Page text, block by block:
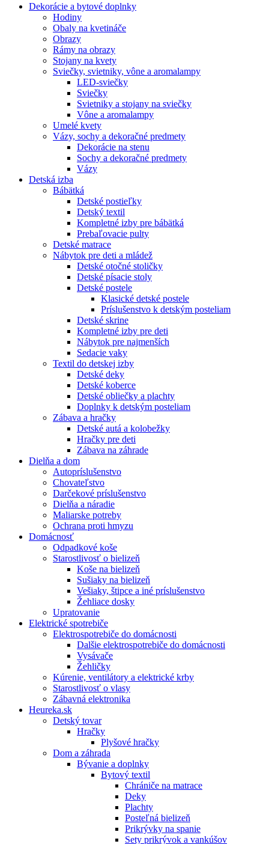
Dekorácie a bytové doplnky
Hodiny
Obaly na kvetináče
Obrazy
Rámy na obrazy
Stojany na kvety
Sviečky, svietniky, vône a aromalampy
LED-sviečky
Sviečky
Svietniky a stojany na sviečky
Vône a aromalampy
Umelé kvety
Vázy, sochy a dekoračné predmety
Dekorácie na stenu
Sochy a dekoračné predmety
Vázy
Detská izba
Bábätká
Detské postieľky
Detský textil
Kompletné izby pre bábätká
Prebaľovacie pulty
Detské matrace
Nábytok pre deti a mládež
Detské otočné stoličky
Detské písacie stoly
Detské postele
Klasické detské postele
Príslušenstvo k detským posteliam
Detské skrine
Kompletné izby pre deti
Nábytok pre najmenších
Sedacie vaky
Textil do detskej izby
Detské deky
Detské koberce
Detské obliečky a plachty
Doplnky k detským posteliam
Zábava a hračky
Detské autá a kolobežky
Hračky pre deti
Zábava na záhrade
Dielňa a dom
Autopríslušenstvo
Chovateľstvo
Darčekové príslušenstvo
Dielňa a náradie
Maliarske potreby
Ochrana proti hmyzu
Domácnosť
Odpadkové koše
Starostlivosť o bielizeň
Koše na bielizeň
Sušiaky na bielizeň
Vešiaky, štipce a iné príslušenstvo
Žehliace dosky
Upratovanie
Elektrické spotrebiče
Elektrospotrebiče do domácnosti
Dalšie elektrospotrebiče do domácnosti
Vysávače
Žehličky
Kúrenie, ventilátory a elektrické krby
Starostlivosť o vlasy
Zábavná elektronika
Heureka.sk
Detský tovar
Hračky
Plyšové hračky
Dom a záhrada
Bývanie a doplnky
Bytový textil
Chrániče na matrace
Deky
Plachty
Posteľná bielizeň
Prikrývky na spanie
Sety prikrývok a vankúšov